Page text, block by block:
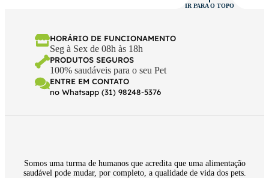
IR PARA O TOPO
HORÁRIO DE FUNCIONAMENTO
Seg à Sex de 08h às 18h
PRODUTOS SEGUROS
100% saudáveis para o seu Pet
ENTRE EM CONTATO
no Whatsapp (31) 98248-5376
Somos uma turma de humanos que acredita que uma alimentação
saudável pode mudar, por completo, a qualidade de vida dos pets.